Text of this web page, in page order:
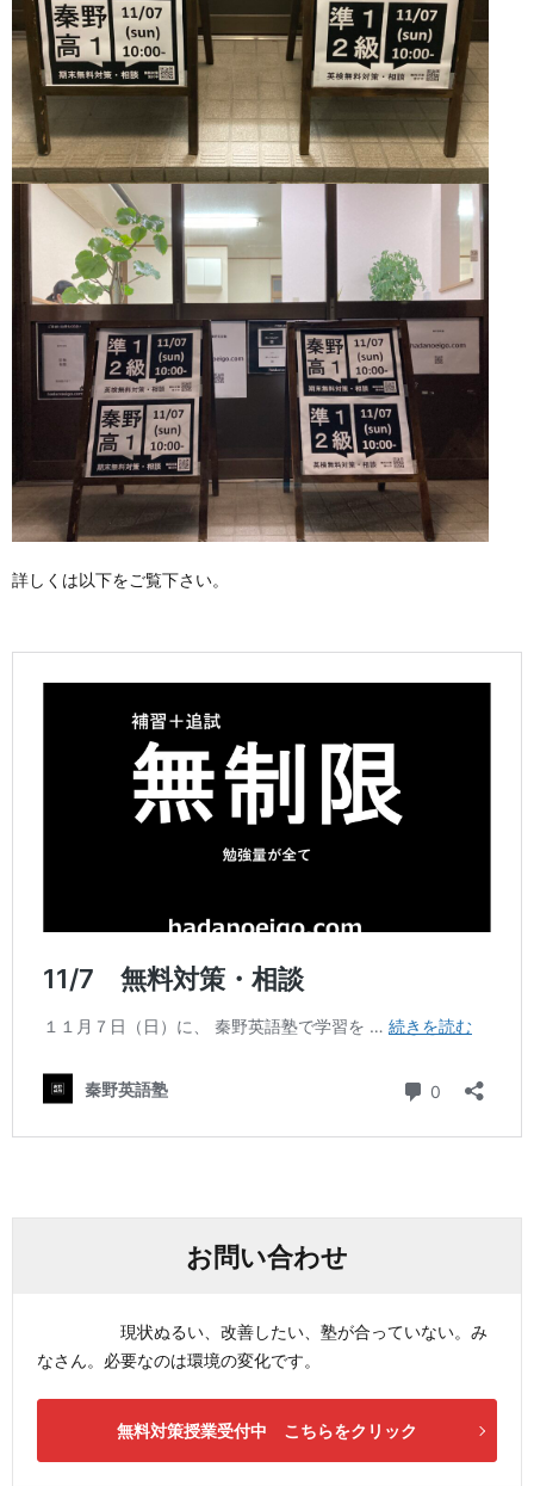
詳しくは以下をご覧下さい。
お問い合わせ
現状ぬるい、改善したい、塾が合っていない。み
なさん。必要なのは環境の変化です。
無料対策授業受付中 こちらをクリック